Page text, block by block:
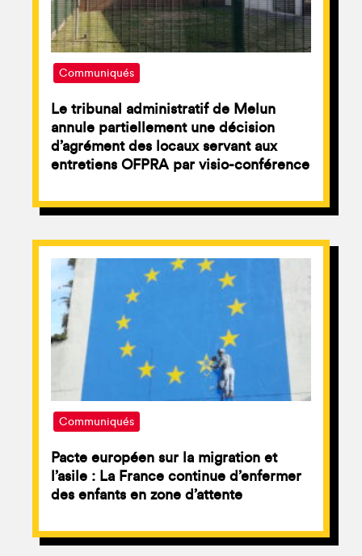
Communiqués
Le tribunal administratif de Melun
annule partiellement une décision
d’agrément des locaux servant aux
entretiens OFPRA par visio-conférence
Communiqués
Pacte européen sur la migration et
l’asile : La France continue d’enfermer
des enfants en zone d’attente